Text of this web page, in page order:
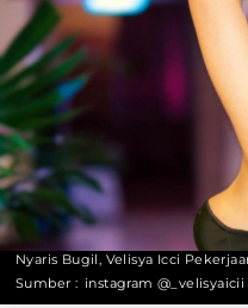
Nyaris Bugil, Velisya Icci
Sumber : instagram @_velisyaicii